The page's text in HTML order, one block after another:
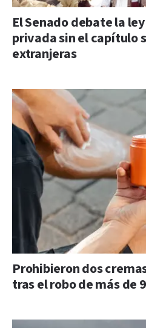
El Senado debate la
privada sin el capítulo
extranjeras
Prohibieron dos
tras el robo de más de